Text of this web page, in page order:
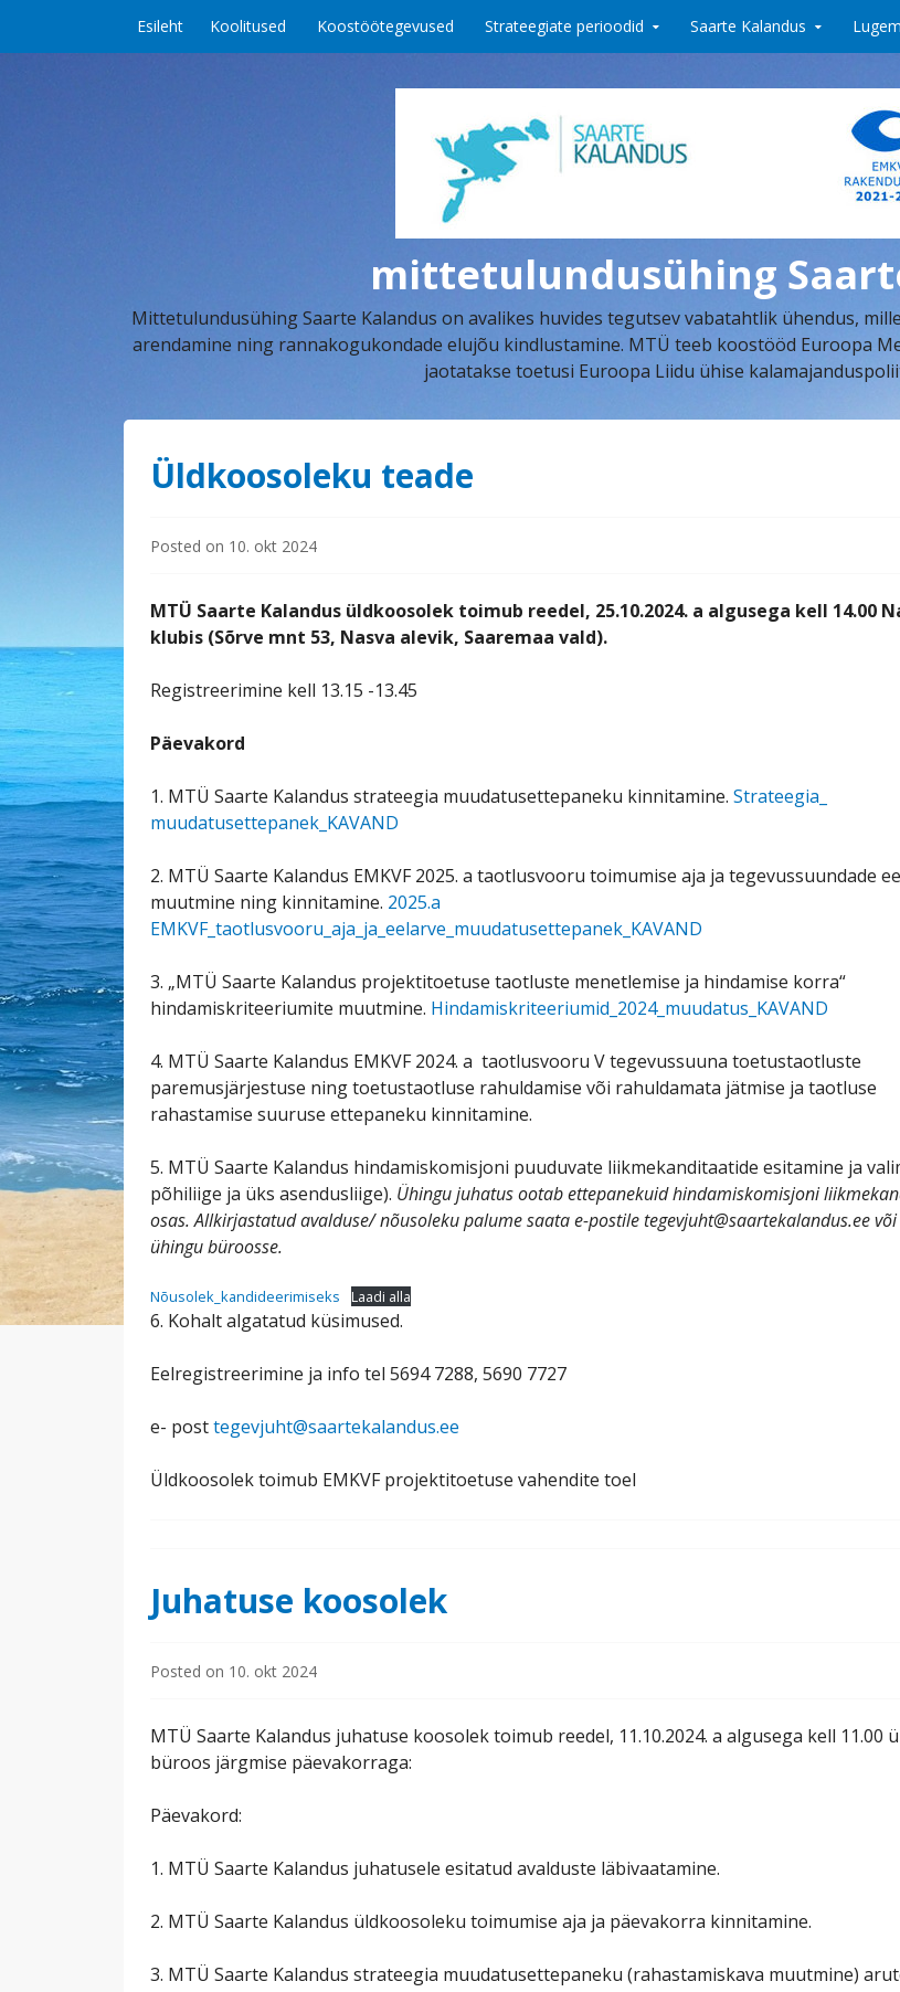
Esileht Koolitused Koostöötegevused Strateegiate perioodid Saarte Kalandus
mittetulundusühing
Mittetulundusühing Saarte Kalandus on avalikes huvides tegutsev vabatahtlik ühendus,
arendamine ning rannakogukondade elujõu kindlustamine. MTÜ teeb koostööd Euroopa
jaotatakse toetusi Euroopa Liidu ühise
Üldkoosoleku teade
Posted on 10. okt 2024
MTÜ Saarte Kalandus üldkoosolek toimub reedel, 25.10.2024. a algusega kell 14.00
klubis (Sõrve mnt 53, Nasva alevik, Saaremaa vald).
Registreerimine kell 13.15 -13.45
Päevakord
1. MTÜ Saarte Kalandus strateegia muudatusettepaneku kinnitamine. Strateegia_
muudatusettepanek_KAVAND
2. MTÜ Saarte Kalandus EMKVF 2025. a taotlusvooru toimumise aja ja tegevussuundade
muutmine ning kinnitamine. 2025.a
EMKVF_taotlusvooru_aja_ja_eelarve_muudatusettepanek_KAVAND
3. „MTÜ Saarte Kalandus projektitoetuse taotluste menetlemise ja hindamise korra“
hindamiskriteeriumite muutmine. Hindamiskriteeriumid_2024_muudatus_KAVAND
4. MTÜ Saarte Kalandus EMKVF 2024. a taotlusvooru V tegevussuuna toetustaotluste
paremusjärjestuse ning toetustaotluse rahuldamise või rahuldamata jätmise ja taotluse
rahastamise suuruse ettepaneku kinnitamine.
5. MTÜ Saarte Kalandus hindamiskomisjoni puuduvate liikmekanditaatide esitamine ja
põhiliige ja üks asendusliige). Ühingu juhatus ootab ettepanekuid hindamiskomisjoni
osas. Allkirjastatud avalduse/ nõusoleku palume saata e-postile tegevjuht@saartekalandus.ee
ühingu büroosse.
Nõusolek_kandideerimiseks Laadi alla
6. Kohalt algatatud küsimused.
Eelregistreerimine ja info tel 5694 7288, 5690 7727
e- posttegevjuht@saartekalandus.ee
Üldkoosolek toimub EMKVF projektitoetuse vahendite toel
Juhatuse koosolek
Posted on 10. okt 2024
MTÜ Saarte Kalandus juhatuse koosolek toimub reedel, 11.10.2024. a algusega kell 11.00
büroos järgmise päevakorraga:
Päevakord:
1. MTÜ Saarte Kalandus juhatusele esitatud avalduste läbivaatamine.
2. MTÜ Saarte Kalandus üldkoosoleku toimumise aja ja päevakorra kinnitamine.
3. MTÜ Saarte Kalandus strateegia muudatusettepaneku (rahastamiskava muutmine)